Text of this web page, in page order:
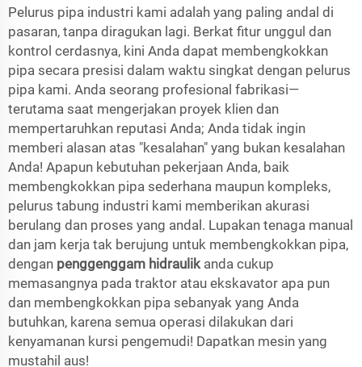
Pelurus pipa industri kami adalah yang paling andal di
pasaran, tanpa diragukan lagi. Berkat fitur unggul dan
kontrol cerdasnya, kini Anda dapat membengkokkan
pipa secara presisi dalam waktu singkat dengan pelurus
pipa kami. Anda seorang profesional fabrikasi—
terutama saat mengerjakan proyek klien dan
mempertaruhkan reputasi Anda; Anda tidak ingin
memberi alasan atas "kesalahan" yang bukan kesalahan
Anda! Apapun kebutuhan pekerjaan Anda, baik
membengkokkan pipa sederhana maupun kompleks,
pelurus tabung industri kami memberikan akurasi
berulang dan proses yang andal. Lupakan tenaga manual
dan jam kerja tak berujung untuk membengkokkan pipa,
dengan penggenggam hidraulik anda cukup
memasangnya pada traktor atau ekskavator apa pun
dan membengkokkan pipa sebanyak yang Anda
butuhkan, karena semua operasi dilakukan dari
kenyamanan kursi pengemudi! Dapatkan mesin yang
mustahil aus!